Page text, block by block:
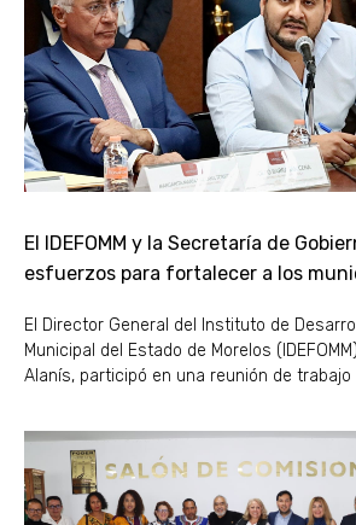
El IDEFOMM y la Secretaría de
esfuerzos para fortalecer a los
El Director General del Instituto de
Municipal del Estado de Morelos
Alanís, participó en una reunión de trabajo